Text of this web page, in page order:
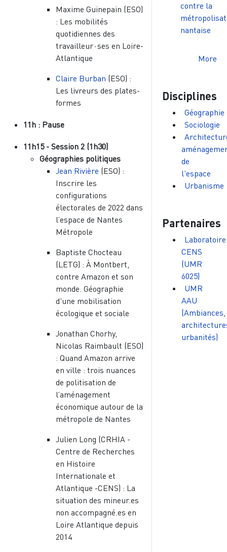
Maxime Guinepain (ESO)
: Les mobilités
quotidiennes des
travailleur⋅ses en Loire-
Atlantique
Claire Burban (ESO) :
Les livreurs des plates-
formes
11h : Pause
11h15 - Session 2 (1h30)
Géographies politiques
Jean Rivière (ESO) :
Inscrire les
configurations
électorales de 2022 dans
l’espace de Nantes
Métropole
Baptiste Chocteau
(LETG) : À Montbert,
contre Amazon et son
monde. Géographie
d'une mobilisation
écologique et sociale
Jonathan Chorhy,
Nicolas Raimbault (ESO)
: Quand Amazon arrive
en ville : trois nuances
de politisation de
l’aménagement
économique autour de la
métropole de Nantes
Julien Long (CRHIA -
Centre de Recherches
en Histoire
Internationale et
Atlantique -CENS) : La
situation des mineur.es
non accompagné.es en
Loire Atlantique depuis
2014
contre la
nantaise
More
Disciplines
Géographie
Sociologie
de
l'espace
Urbanisme
Partenaires
Laboratoire
CENS
(UMR
6025)
UMR
AAU
(Ambiances,
urbanités)